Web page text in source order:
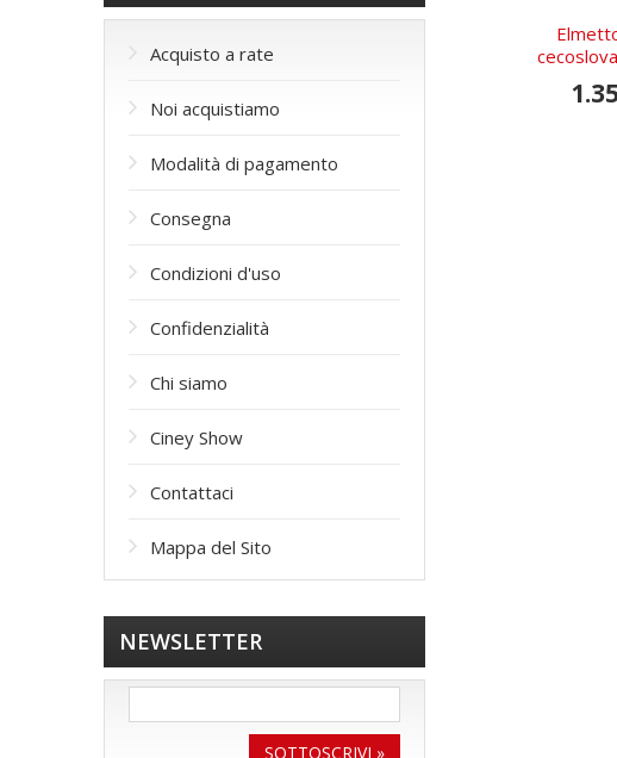
Acquisto a rate
Noi acquistiamo
Modalità di pagamento
Consegna
Condizioni d'uso
Confidenzialità
Сhi siamo
Ciney Show
Contattaci
Mappa del Sito
NEWSLETTER
SOTTOSCRIVI »